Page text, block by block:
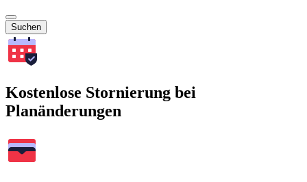
Suchen
Kostenlose Stornierung bei
Planänderungen